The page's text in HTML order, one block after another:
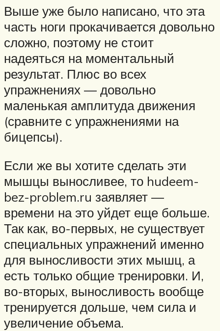
Выше уже было написано, что эта
часть ноги прокачивается довольно
сложно, поэтому не стоит
надеяться на моментальный
результат. Плюс во всех
упражнениях — довольно
маленькая амплитуда движения
(сравните с упражнениями на
бицепсы).
Если же вы хотите сделать эти
мышцы выносливее, то hudeem-
bez-problem.ru заявляет —
времени на это уйдет еще больше.
Так как, во-первых, не существует
специальных упражнений именно
для выносливости этих мышц, а
есть только общие тренировки. И,
во-вторых, выносливость вообще
тренируется дольше, чем сила и
увеличение объема.